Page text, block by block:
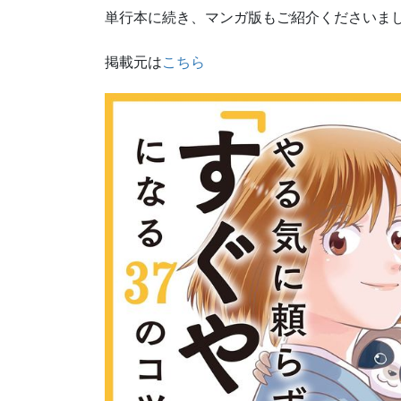
単行本に続き、マンガ版もご紹介くださいま
掲載元はこちら